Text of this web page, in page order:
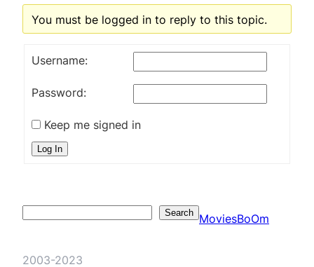
You must be logged in to reply to this topic.
Username:
Password:
Keep me signed in
Log In
Search MoviesBoOm
2003-2023